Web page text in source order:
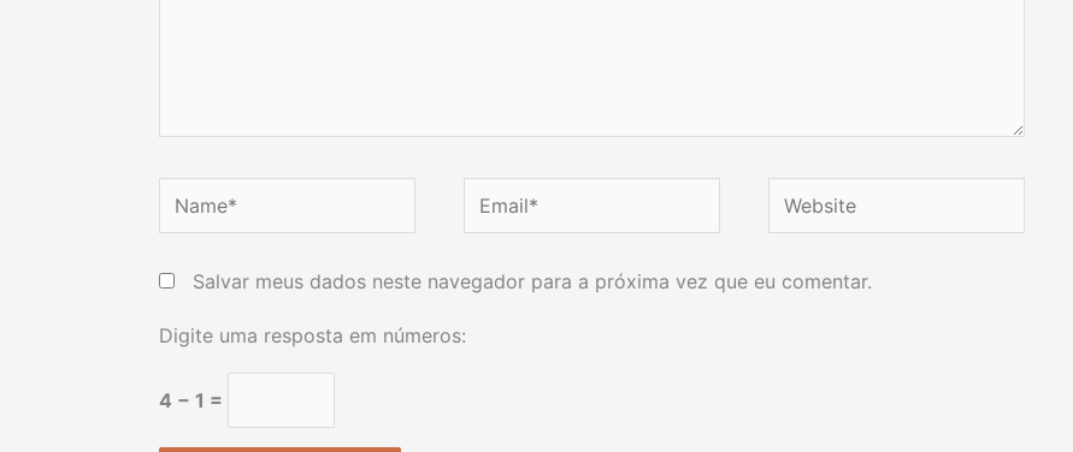
Name* Email* Website
Salvar meus dados neste navegador para a próxima vez que eu comentar.
Digite uma resposta em números:
4 − 1 =